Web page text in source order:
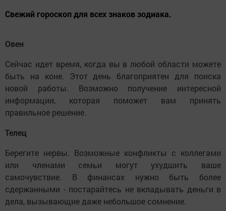
Свежий гороскоп для всех знаков зодиака.
Овен
Сейчас идет время, когда вы в любой области можете
быть на коне. Этот день благоприятен для поиска
новой работы. Возможно получение интересной
информации, которая поможет вам принять
правильное решение.
Телец
Берегите нервы. Возможные конфликты с коллегами
или членами семьи могут ухудшить ваше
самочувствие. В финансах нужно быть более
сдержанными - постарайтесь не вкладывать деньги в
дела, вызывающие даже небольшое сомнение.